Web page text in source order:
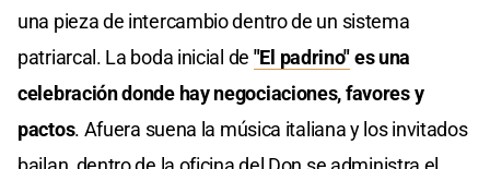
una pieza de intercambio dentro de un sistema
patriarcal. La boda inicial de "El padrino"es una
celebración donde hay negociaciones, favores y
pactos. Afuera suena la música italiana y los invitados